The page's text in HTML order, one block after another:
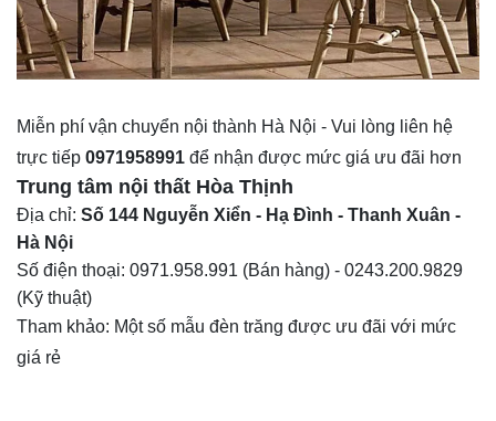
Miễn phí vận chuyển nội thành Hà Nội - Vui lòng liên hệ
trực tiếp 0971958991 để nhận được mức giá ưu đãi hơn
Trung tâm nội thất Hòa Thịnh
Địa chỉ: Số 144 Nguyễn Xiển - Hạ Đình - Thanh Xuân -
Hà Nội
Số điện thoại: 0971.958.991 (Bán hàng) - 0243.200.9829
(Kỹ thuật)
Tham khảo: Một số mẫu đèn trăng được ưu đãi với mức
giá rẻ